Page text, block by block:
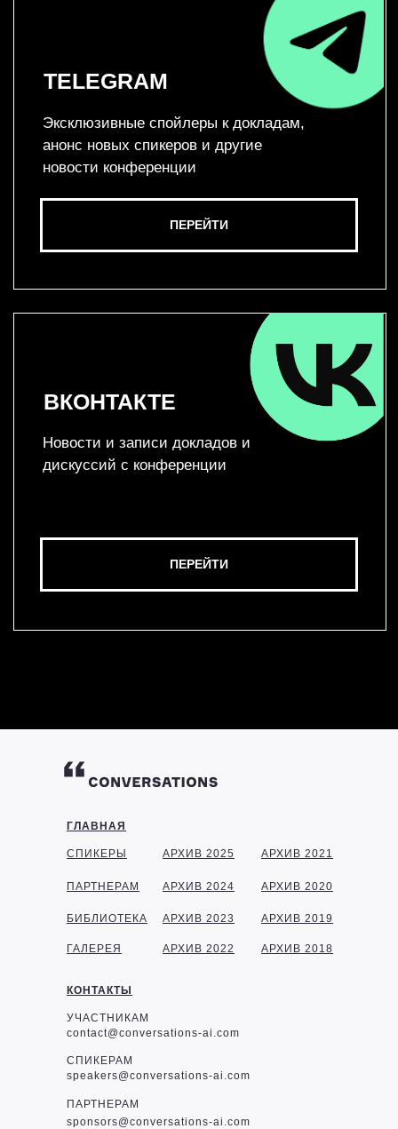
ГЛАВНАЯ
КОНТАКТЫ
СПИКЕРЫ
ПАРТНЕРАМ
БИБЛИОТЕКА
УЧАСТНИКАМ
contact@conversations-ai.com
СПИКЕРАМ
speakers@conversations-ai.com
ПАРТНЕРАМ
sponsors@conversations-ai.com
ГАЛЕРЕЯ
АРХИВ 2025
АРХИВ 2024
АРХИВ 2023
АРХИВ 2022
АРХИВ 2021
АРХИВ 2020
АРХИВ 2019
АРХИВ 2018